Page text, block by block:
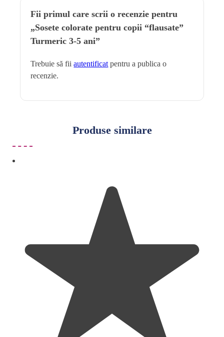
Fii primul care scrii o recenzie pentru
„Sosete colorate pentru copii “flausate”
Turmeric 3-5 ani”
Trebuie să fiiautentificatpentru a publica o
recenzie.
Produse similare